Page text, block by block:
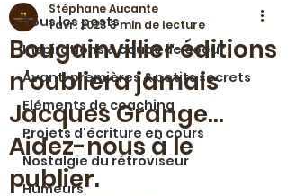
Tous les posts
Inspirations & coups de coeur
Avant-premières & petits secrets
Eléments de coaching
Projets d'écriture en cours
Nostalgie du rétroviseur
Humeurs
Bougainvillier éditions
n'oubliera jamais
Jacques Grange...
Aidez-nous à le
publier.
Stéphane Aucante
1 avr. 2023 3 min de lecture